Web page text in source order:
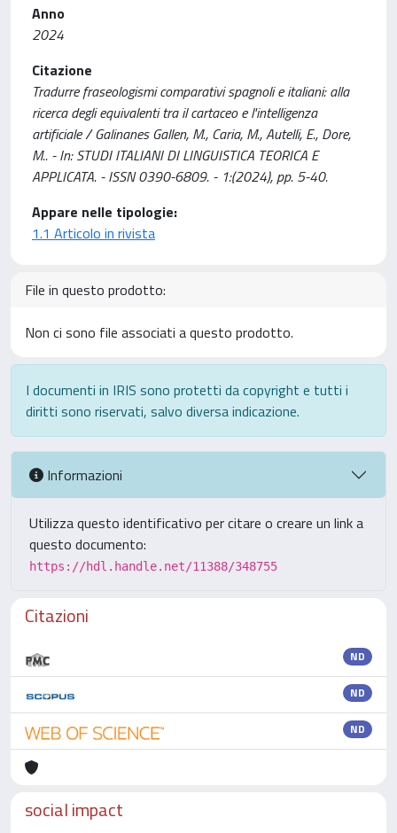
Anno
2024
Citazione
Tradurre fraseologismi comparativi spagnoli e italiani: alla
ricerca degli equivalenti tra il cartaceo e l'intelligenza
artificiale / Galinanes Gallen, M., Caria, M., Autelli, E., Dore,
M.. - In: STUDI ITALIANI DI LINGUISTICA TEORICA E
APPLICATA. - ISSN 0390-6809. - 1:(2024), pp. 5-40.
Appare nelle tipologie:
1.1 Articolo in rivista
File in questo prodotto:
Non ci sono file associati a questo prodotto.
I documenti in IRIS sono protetti da copyright e tutti i
diritti sono riservati, salvo diversa indicazione.
Informazioni
Utilizza questo identificativo per citare o creare un link a
questo documento:
https://hdl.handle.net/11388/348755
Citazioni
ND
ND
ND
social impact